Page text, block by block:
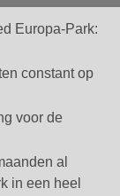
Europa-Park:
constant op
voor de
al
in een heel